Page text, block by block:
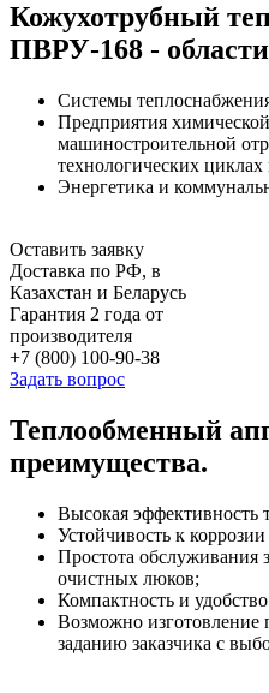
Кожухотрубный
ПВРУ-168 -
Системы
Предприятия
машиностроительной
технологических
Энергетика и
Оставить заявку
Доставка по РФ, в
Казахстан и Беларусь
Гарантия 2 года от
производителя
+7 (800) 100-90-38
Задать вопрос
Теплообменный
преимущества.
Высокая эффективность
Устойчивость к
Простота обслуживания
очистных люков;
Компактность и
Возможно изготовление
заданию заказчика с